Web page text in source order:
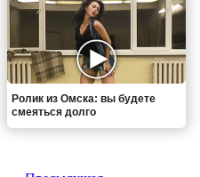
Ролик из Омска: вы будете
смеяться долго